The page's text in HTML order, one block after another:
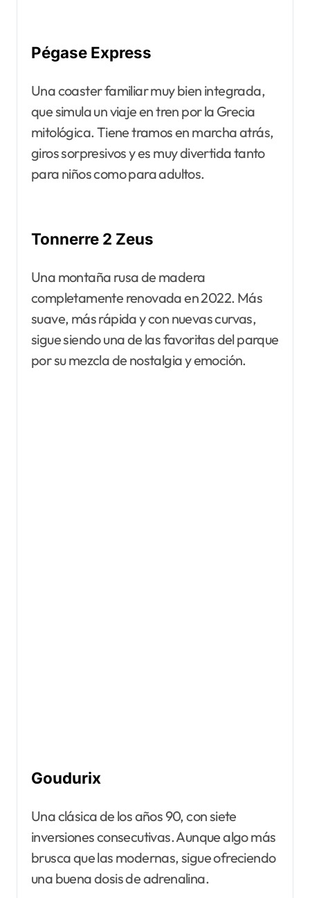
Pégase Express
Una coaster familiar muy bien integrada,
que simula un viaje en tren por la Grecia
mitológica. Tiene tramos en marcha atrás,
giros sorpresivos y es muy divertida tanto
para niños como para adultos.
Tonnerre 2 Zeus
Una montaña rusa de madera
completamente renovada en 2022. Más
suave, más rápida y con nuevas curvas,
sigue siendo una de las favoritas del parque
por su mezcla de nostalgia y emoción.
Goudurix
Una clásica de los años 90, con siete
inversiones consecutivas. Aunque algo más
brusca que las modernas, sigue ofreciendo
una buena dosis de adrenalina.